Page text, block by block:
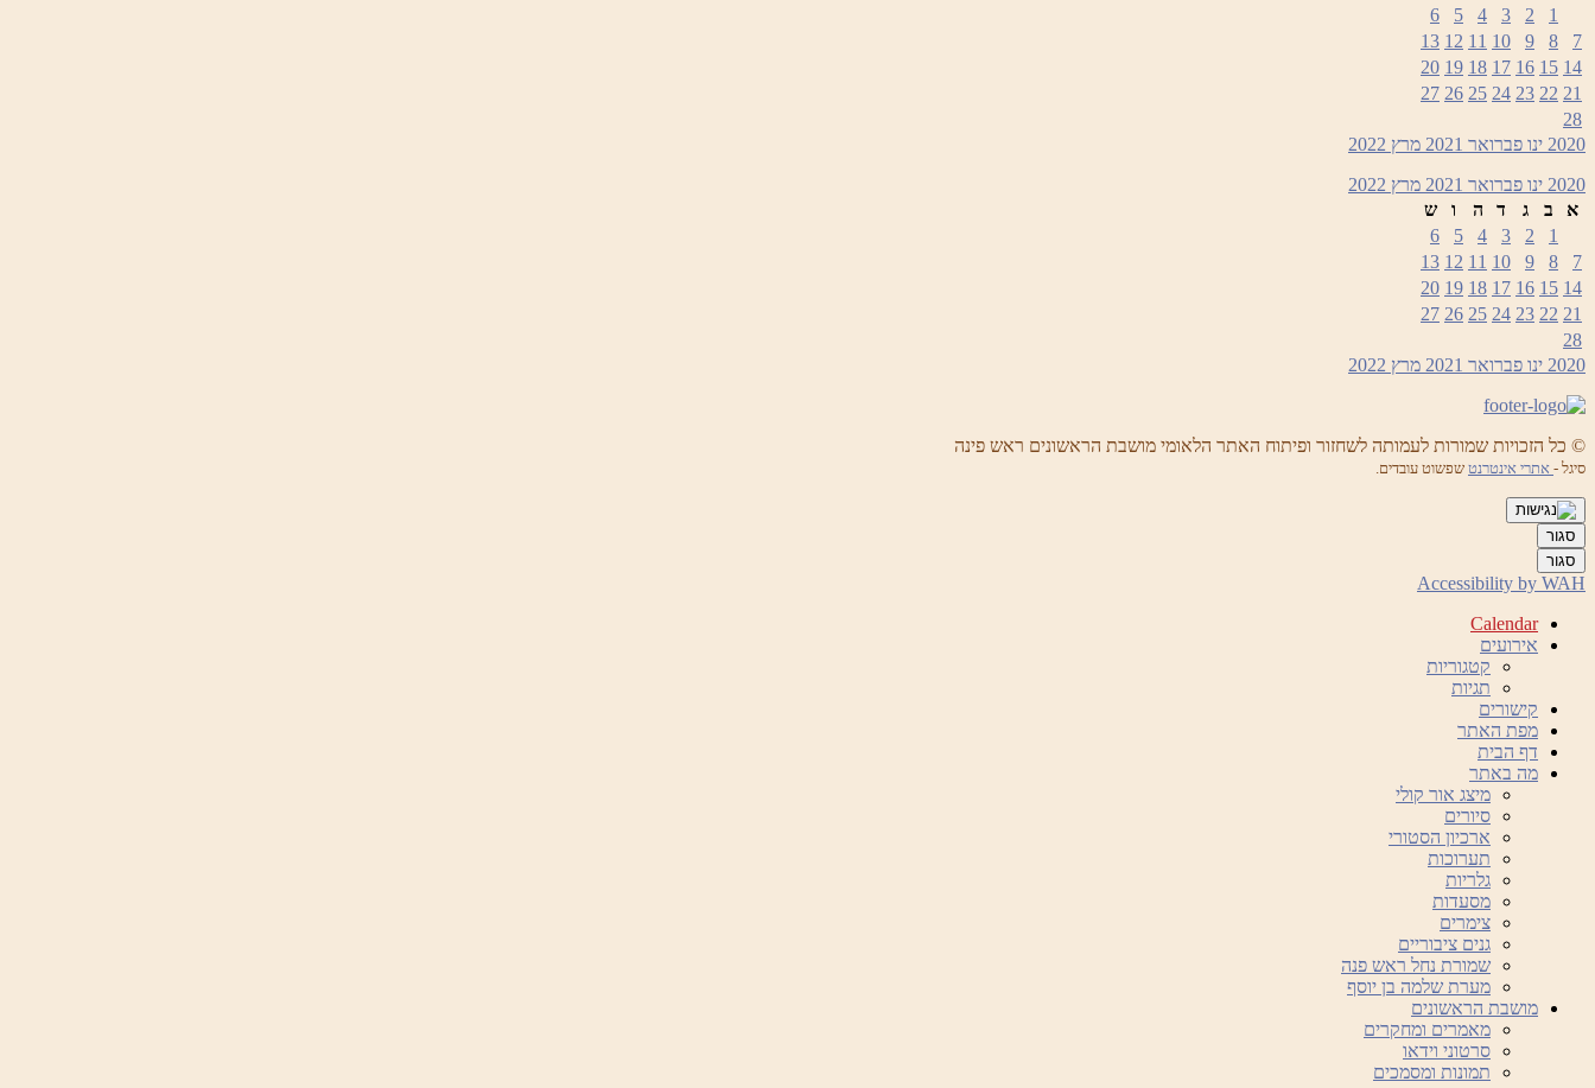
1
2
3
4
5
6
7
8
9
10
11
12
13
14
15
16
17
18
19
20
21
22
23
24
25
26
27
28
2020 ינו פברואר 2021 מרץ 2022
2020 ינו פברואר 2021 מרץ 2022
א
ב ג ד ה ו
ש
1
2
3
4
5
6
7
8
9
10
11
12
13
14
15
16
17
18
19
20
21
22
23
24
25
26
27
28
2020 ינו פברואר 2021 מרץ 2022
© כל הזכויות שמורות לעמותה לשחזור ופיתוח האתר הלאומי מושבת הראשונים ראש פינה
סיגל - אתרי אינטרנט שפשוט עובדים.
סגור
סגור
Accessibility by WAH
Calendar
אירועים
קטגוריות
תגיות
קישורים
מפת האתר
דף הבית
מה באתר
מיצג אור קולי
סיורים
ארכיון הסטורי
תערוכות
גלריות
מסעדות
צימרים
גנים ציבוריים
שמורת נחל ראש פנה
מערת שלמה בן יוסף
מושבת הראשונים
מאמרים ומחקרים
סרטוני וידאו
תמונות ומסמכים